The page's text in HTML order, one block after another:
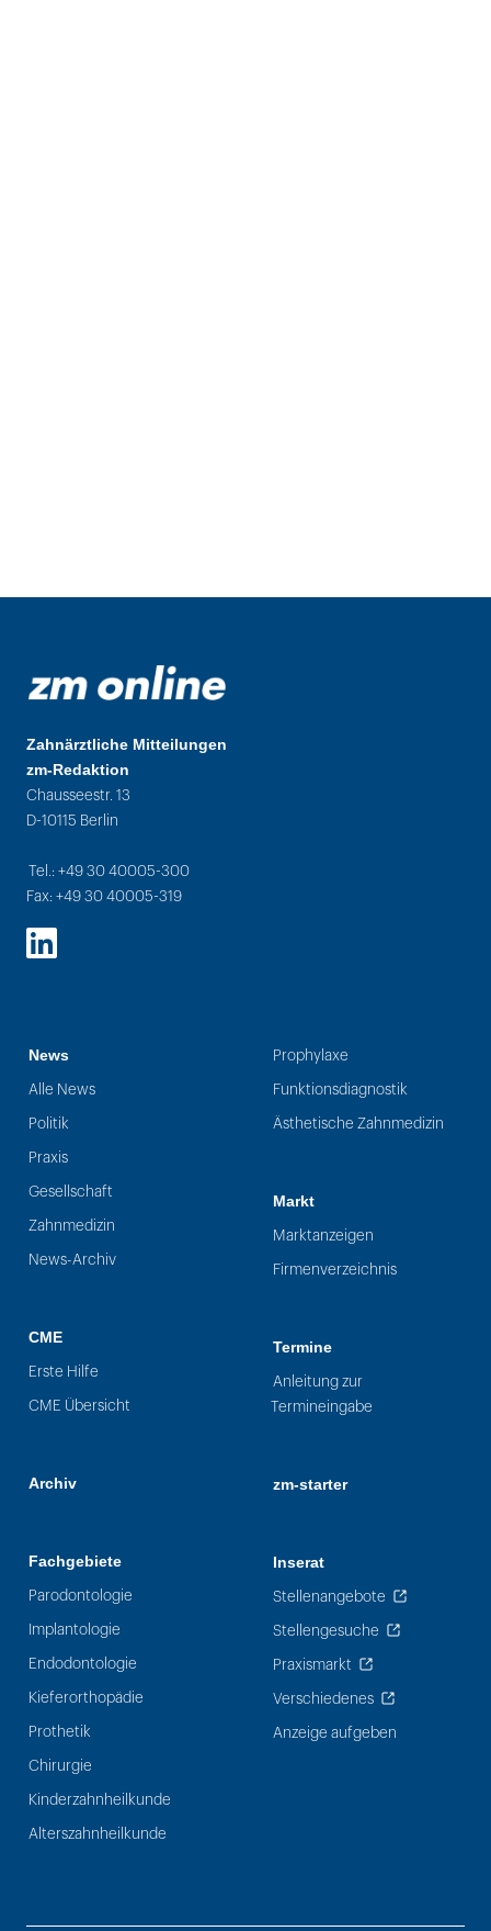
Zahnärztliche Mitteilungen
zm-Redaktion
Chausseestr. 13
D-10115 Berlin
Tel.: +49 30 40005-300
Fax: +49 30 40005-319
LinkedIn
News
Alle News
Politik
Praxis
Gesellschaft
Zahnmedizin
News-Archiv
CME
Erste Hilfe
CME Übersicht
Archiv
Fachgebiete
Parodontologie
Implantologie
Endodontologie
Kieferorthopädie
Prothetik
Chirurgie
Kinderzahnheilkunde
Alterszahnheilkunde
Prophylaxe
Funktionsdiagnostik
Ästhetische Zahnmedizin
Markt
Marktanzeigen
Firmenverzeichnis
Termine
Anleitung zur
Termineingabe
zm-starter
Inserat
Stellenangebote
Stellengesuche
Praxismarkt
Verschiedenes
Anzeige aufgeben